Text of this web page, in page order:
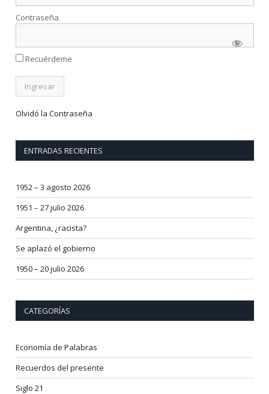
Contraseña
Recuérdeme
Olvidó la Contraseña
ENTRADAS RECIENTES
1952 – 3 agosto 2026
1951 – 27 julio 2026
Argentina, ¿racista?
Se aplazó el gobierno
1950 – 20 julio 2026
CATEGORÍAS
Economía de Palabras
Recuerdos del presente
Siglo 21